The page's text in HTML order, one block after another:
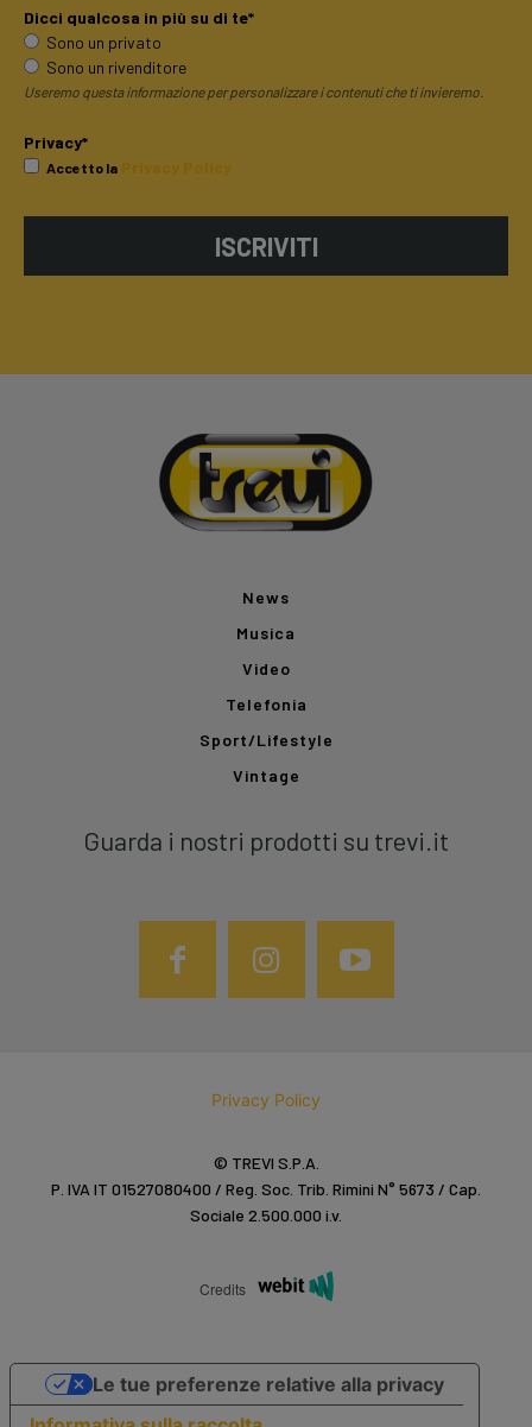
Dicci qualcosa in più su di te*
Sono un privato
Sono un rivenditore
Useremo questa informazione per personalizzare i contenuti che ti invieremo.
Privacy*
Accetto la Privacy Policy
ISCRIVITI
News
Musica
Video
Telefonia
Sport/Lifestyle
Vintage
Guarda i nostri prodotti su trevi.it
Privacy Policy
© TREVI S.P.A.
P. IVA IT 01527080400 / Reg. Soc. Trib. Rimini N° 5673 / Cap.
Sociale 2.500.000 i.v.
Credits
Le tue preferenze relative alla privacy